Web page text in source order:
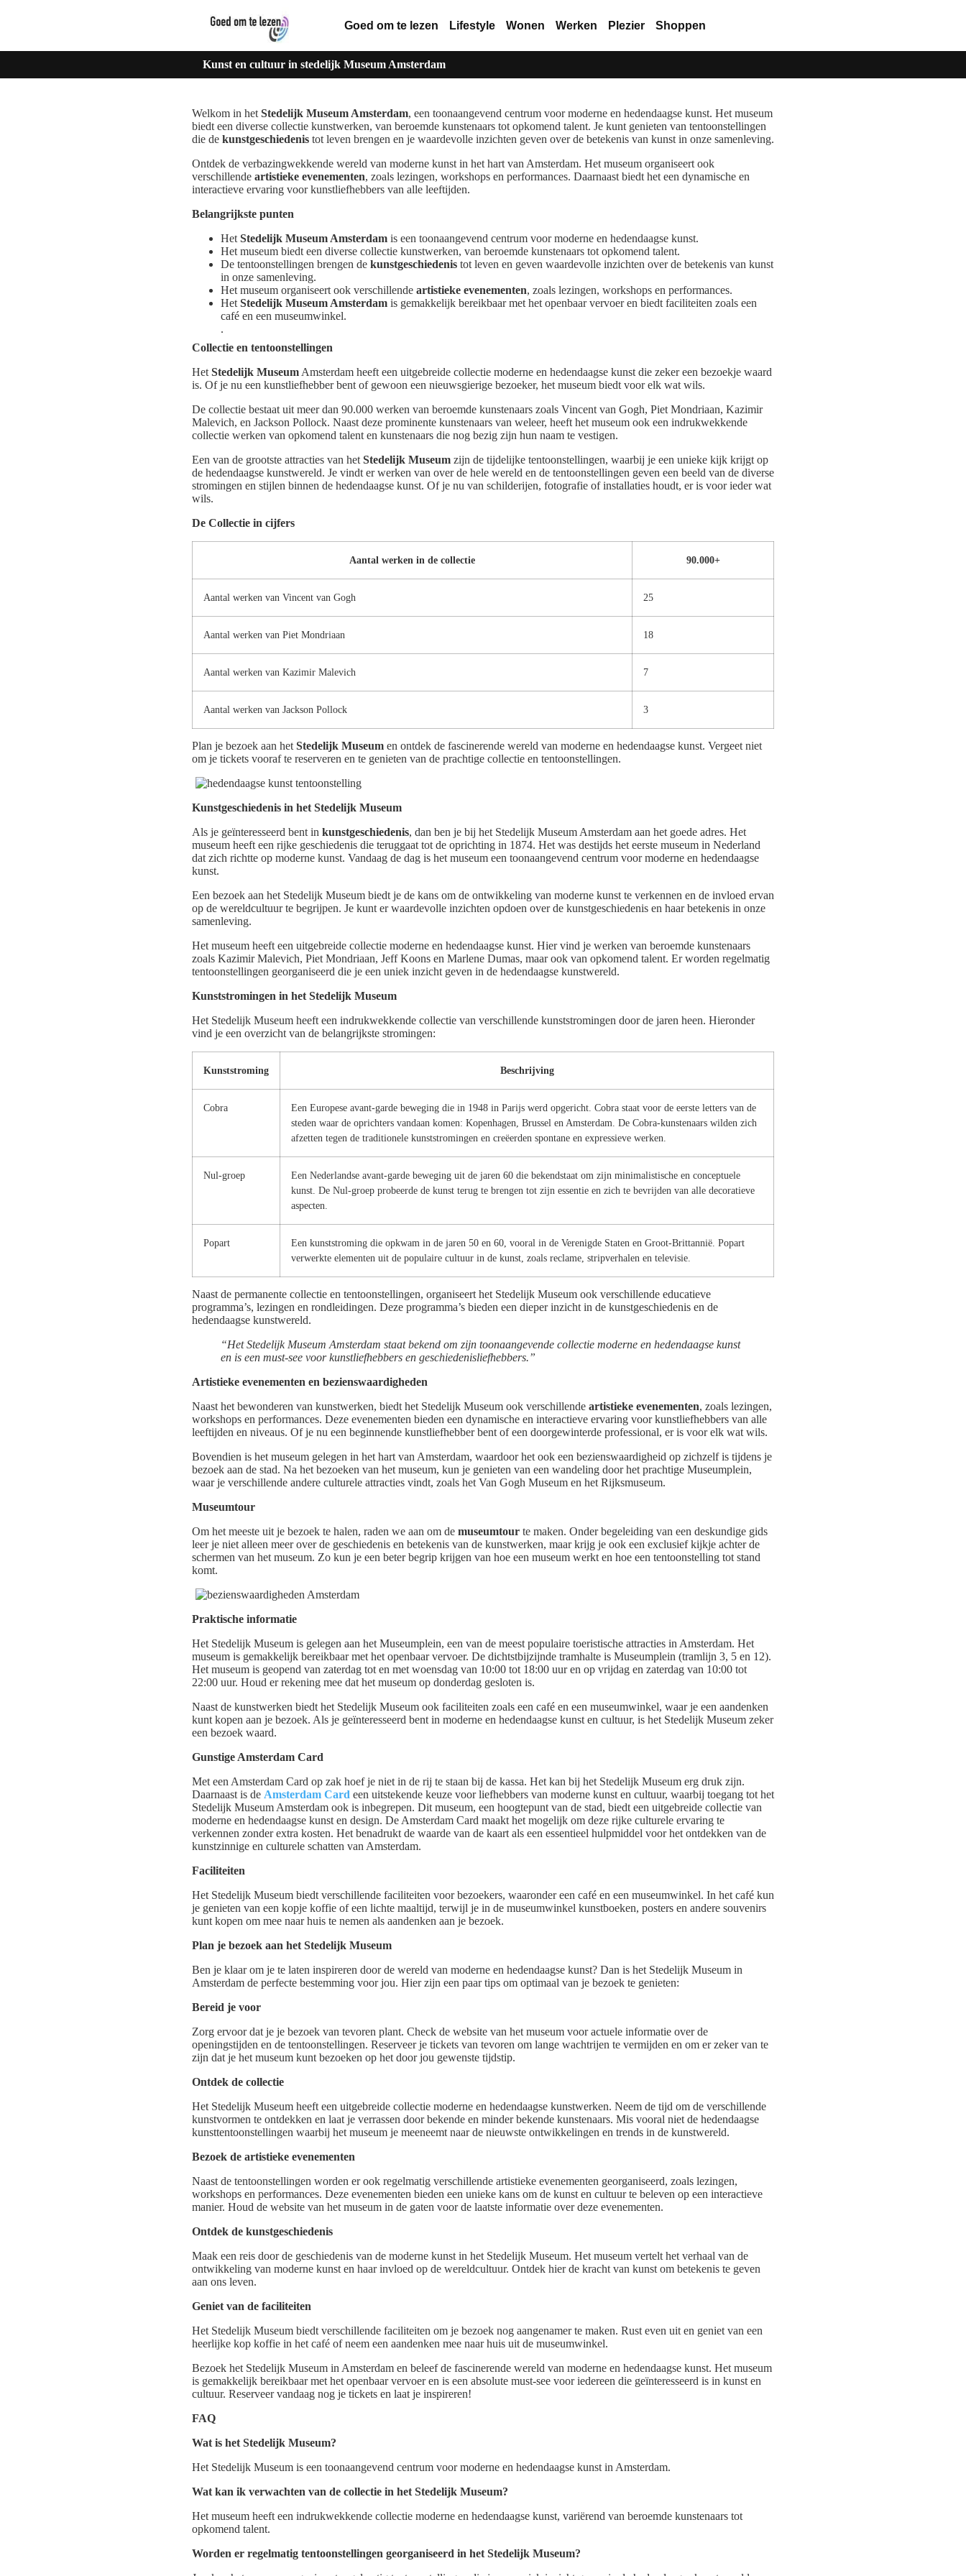
Goed om te lezen Lifestyle Wonen Werken Plezier Shoppen
Kunst en cultuur in stedelijk Museum Amsterdam
Welkom in het Stedelijk Museum Amsterdam, een toonaangevend centrum voor moderne en hedendaagse kunst. Het museum
biedt een diverse collectie kunstwerken, van beroemde kunstenaars tot opkomend talent. Je kunt genieten van tentoonstellingen
die de kunstgeschiedenis tot leven brengen en je waardevolle inzichten geven over de betekenis van kunst in onze samenleving.
Ontdek de verbazingwekkende wereld van moderne kunst in het hart van Amsterdam. Het museum organiseert ook
verschillende artistieke evenementen, zoals lezingen, workshops en performances. Daarnaast biedt het een dynamische en
interactieve ervaring voor kunstliefhebbers van alle leeftijden.
Belangrijkste punten
Het Stedelijk Museum Amsterdam is een toonaangevend centrum voor moderne en hedendaagse kunst.
Het museum biedt een diverse collectie kunstwerken, van beroemde kunstenaars tot opkomend talent.
De tentoonstellingen brengen de kunstgeschiedenis tot leven en geven waardevolle inzichten over de betekenis van kunst
in onze samenleving.
Het museum organiseert ook verschillende artistieke evenementen, zoals lezingen, workshops en performances.
Het Stedelijk Museum Amsterdam is gemakkelijk bereikbaar met het openbaar vervoer en biedt faciliteiten zoals een
café en een museumwinkel.
.
Collectie en tentoonstellingen
Het Stedelijk Museum Amsterdam heeft een uitgebreide collectie moderne en hedendaagse kunst die zeker een bezoekje waard
is. Of je nu een kunstliefhebber bent of gewoon een nieuwsgierige bezoeker, het museum biedt voor elk wat wils.
De collectie bestaat uit meer dan 90.000 werken van beroemde kunstenaars zoals Vincent van Gogh, Piet Mondriaan, Kazimir
Malevich, en Jackson Pollock. Naast deze prominente kunstenaars van weleer, heeft het museum ook een indrukwekkende
collectie werken van opkomend talent en kunstenaars die nog bezig zijn hun naam te vestigen.
Een van de grootste attracties van het Stedelijk Museum zijn de tijdelijke tentoonstellingen, waarbij je een unieke kijk krijgt op
de hedendaagse kunstwereld. Je vindt er werken van over de hele wereld en de tentoonstellingen geven een beeld van de diverse
stromingen en stijlen binnen de hedendaagse kunst. Of je nu van schilderijen, fotografie of installaties houdt, er is voor ieder wat
wils.
De Collectie in cijfers
Aantal werken in de collectie 90.000+
Aantal werken van Vincent van Gogh 25
Aantal werken van Piet Mondriaan 18
Aantal werken van Kazimir Malevich 7
Aantal werken van Jackson Pollock 3
Plan je bezoek aan het Stedelijk Museum en ontdek de fascinerende wereld van moderne en hedendaagse kunst. Vergeet niet
om je tickets vooraf te reserveren en te genieten van de prachtige collectie en tentoonstellingen.
Kunstgeschiedenis in het Stedelijk Museum
Als je geïnteresseerd bent in kunstgeschiedenis, dan ben je bij het Stedelijk Museum Amsterdam aan het goede adres. Het
museum heeft een rijke geschiedenis die teruggaat tot de oprichting in 1874. Het was destijds het eerste museum in Nederland
dat zich richtte op moderne kunst. Vandaag de dag is het museum een toonaangevend centrum voor moderne en hedendaagse
kunst.
Een bezoek aan het Stedelijk Museum biedt je de kans om de ontwikkeling van moderne kunst te verkennen en de invloed ervan
op de wereldcultuur te begrijpen. Je kunt er waardevolle inzichten opdoen over de kunstgeschiedenis en haar betekenis in onze
samenleving.
Het museum heeft een uitgebreide collectie moderne en hedendaagse kunst. Hier vind je werken van beroemde kunstenaars
zoals Kazimir Malevich, Piet Mondriaan, Jeff Koons en Marlene Dumas, maar ook van opkomend talent. Er worden regelmatig
tentoonstellingen georganiseerd die je een uniek inzicht geven in de hedendaagse kunstwereld.
Kunststromingen in het Stedelijk Museum
Het Stedelijk Museum heeft een indrukwekkende collectie van verschillende kunststromingen door de jaren heen. Hieronder
vind je een overzicht van de belangrijkste stromingen:
Kunststroming Beschrijving
Cobra
Een Europese avant-garde beweging die in 1948 in Parijs werd opgericht. Cobra staat voor de eerste letters van de
steden waar de oprichters vandaan komen: Kopenhagen, Brussel en Amsterdam. De Cobra-kunstenaars wilden zich
afzetten tegen de traditionele kunststromingen en creëerden spontane en expressieve werken.
Nul-groep
Een Nederlandse avant-garde beweging uit de jaren 60 die bekendstaat om zijn minimalistische en conceptuele
kunst. De Nul-groep probeerde de kunst terug te brengen tot zijn essentie en zich te bevrijden van alle decoratieve
aspecten.
Popart
Een kunststroming die opkwam in de jaren 50 en 60, vooral in de Verenigde Staten en Groot-Brittannië. Popart
verwerkte elementen uit de populaire cultuur in de kunst, zoals reclame, stripverhalen en televisie.
Naast de permanente collectie en tentoonstellingen, organiseert het Stedelijk Museum ook verschillende educatieve
programma’s, lezingen en rondleidingen. Deze programma’s bieden een dieper inzicht in de kunstgeschiedenis en de
hedendaagse kunstwereld.
“Het Stedelijk Museum Amsterdam staat bekend om zijn toonaangevende collectie moderne en hedendaagse kunst
en is een must-see voor kunstliefhebbers en geschiedenisliefhebbers.”
Artistieke evenementen en bezienswaardigheden
Naast het bewonderen van kunstwerken, biedt het Stedelijk Museum ook verschillende artistieke evenementen, zoals lezingen,
workshops en performances. Deze evenementen bieden een dynamische en interactieve ervaring voor kunstliefhebbers van alle
leeftijden en niveaus. Of je nu een beginnende kunstliefhebber bent of een doorgewinterde professional, er is voor elk wat wils.
Bovendien is het museum gelegen in het hart van Amsterdam, waardoor het ook een bezienswaardigheid op zichzelf is tijdens je
bezoek aan de stad. Na het bezoeken van het museum, kun je genieten van een wandeling door het prachtige Museumplein,
waar je verschillende andere culturele attracties vindt, zoals het Van Gogh Museum en het Rijksmuseum.
Museumtour
Om het meeste uit je bezoek te halen, raden we aan om de museumtour te maken. Onder begeleiding van een deskundige gids
leer je niet alleen meer over de geschiedenis en betekenis van de kunstwerken, maar krijg je ook een exclusief kijkje achter de
schermen van het museum. Zo kun je een beter begrip krijgen van hoe een museum werkt en hoe een tentoonstelling tot stand
komt.
Praktische informatie
Het Stedelijk Museum is gelegen aan het Museumplein, een van de meest populaire toeristische attracties in Amsterdam. Het
museum is gemakkelijk bereikbaar met het openbaar vervoer. De dichtstbijzijnde tramhalte is Museumplein (tramlijn 3, 5 en 12).
Het museum is geopend van zaterdag tot en met woensdag van 10:00 tot 18:00 uur en op vrijdag en zaterdag van 10:00 tot
22:00 uur. Houd er rekening mee dat het museum op donderdag gesloten is.
Naast de kunstwerken biedt het Stedelijk Museum ook faciliteiten zoals een café en een museumwinkel, waar je een aandenken
kunt kopen aan je bezoek. Als je geïnteresseerd bent in moderne en hedendaagse kunst en cultuur, is het Stedelijk Museum zeker
een bezoek waard.
Gunstige Amsterdam Card
Met een Amsterdam Card op zak hoef je niet in de rij te staan bij de kassa. Het kan bij het Stedelijk Museum erg druk zijn.
Daarnaast is de Amsterdam Card een uitstekende keuze voor liefhebbers van moderne kunst en cultuur, waarbij toegang tot het
Stedelijk Museum Amsterdam ook is inbegrepen. Dit museum, een hoogtepunt van de stad, biedt een uitgebreide collectie van
moderne en hedendaagse kunst en design. De Amsterdam Card maakt het mogelijk om deze rijke culturele ervaring te
verkennen zonder extra kosten. Het benadrukt de waarde van de kaart als een essentieel hulpmiddel voor het ontdekken van de
kunstzinnige en culturele schatten van Amsterdam.
Faciliteiten
Het Stedelijk Museum biedt verschillende faciliteiten voor bezoekers, waaronder een café en een museumwinkel. In het café kun
je genieten van een kopje koffie of een lichte maaltijd, terwijl je in de museumwinkel kunstboeken, posters en andere souvenirs
kunt kopen om mee naar huis te nemen als aandenken aan je bezoek.
Plan je bezoek aan het Stedelijk Museum
Ben je klaar om je te laten inspireren door de wereld van moderne en hedendaagse kunst? Dan is het Stedelijk Museum in
Amsterdam de perfecte bestemming voor jou. Hier zijn een paar tips om optimaal van je bezoek te genieten:
Bereid je voor
Zorg ervoor dat je je bezoek van tevoren plant. Check de website van het museum voor actuele informatie over de
openingstijden en de tentoonstellingen. Reserveer je tickets van tevoren om lange wachtrijen te vermijden en om er zeker van te
zijn dat je het museum kunt bezoeken op het door jou gewenste tijdstip.
Ontdek de collectie
Het Stedelijk Museum heeft een uitgebreide collectie moderne en hedendaagse kunstwerken. Neem de tijd om de verschillende
kunstvormen te ontdekken en laat je verrassen door bekende en minder bekende kunstenaars. Mis vooral niet de hedendaagse
kunsttentoonstellingen waarbij het museum je meeneemt naar de nieuwste ontwikkelingen en trends in de kunstwereld.
Bezoek de artistieke evenementen
Naast de tentoonstellingen worden er ook regelmatig verschillende artistieke evenementen georganiseerd, zoals lezingen,
workshops en performances. Deze evenementen bieden een unieke kans om de kunst en cultuur te beleven op een interactieve
manier. Houd de website van het museum in de gaten voor de laatste informatie over deze evenementen.
Ontdek de kunstgeschiedenis
Maak een reis door de geschiedenis van de moderne kunst in het Stedelijk Museum. Het museum vertelt het verhaal van de
ontwikkeling van moderne kunst en haar invloed op de wereldcultuur. Ontdek hier de kracht van kunst om betekenis te geven
aan ons leven.
Geniet van de faciliteiten
Het Stedelijk Museum biedt verschillende faciliteiten om je bezoek nog aangenamer te maken. Rust even uit en geniet van een
heerlijke kop koffie in het café of neem een aandenken mee naar huis uit de museumwinkel.
Bezoek het Stedelijk Museum in Amsterdam en beleef de fascinerende wereld van moderne en hedendaagse kunst. Het museum
is gemakkelijk bereikbaar met het openbaar vervoer en is een absolute must-see voor iedereen die geïnteresseerd is in kunst en
cultuur. Reserveer vandaag nog je tickets en laat je inspireren!
FAQ
Wat is het Stedelijk Museum?
Het Stedelijk Museum is een toonaangevend centrum voor moderne en hedendaagse kunst in Amsterdam.
Wat kan ik verwachten van de collectie in het Stedelijk Museum?
Het museum heeft een indrukwekkende collectie moderne en hedendaagse kunst, variërend van beroemde kunstenaars tot
opkomend talent.
Worden er regelmatig tentoonstellingen georganiseerd in het Stedelijk Museum?